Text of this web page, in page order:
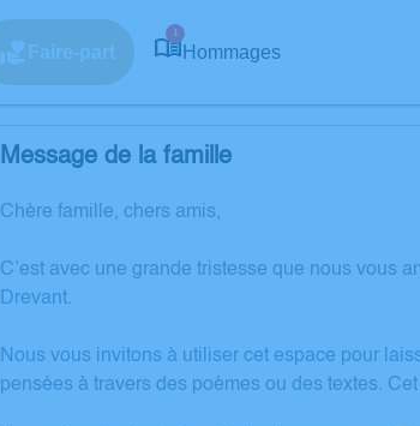
Faire-part
1
Hommages
Message de la famille
Chère famille, chers amis,
C’est avec une grande tristesse que nous vous
Drevant.
Nous vous invitons à utiliser cet espace pour
pensées à travers des poèmes ou des textes.